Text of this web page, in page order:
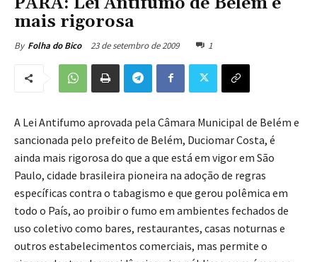
mais rigorosa
By Folha do Bico 23 de setembro de 2009 1
A Lei Antifumo aprovada pela Câmara Municipal de Belém e
sancionada pelo prefeito de Belém, Duciomar Costa, é
ainda mais rigorosa do que a que está em vigor em São
Paulo, cidade brasileira pioneira na adoção de regras
específicas contra o tabagismo e que gerou polêmica em
todo o País, ao proibir o fumo em ambientes fechados de
uso coletivo como bares, restaurantes, casas noturnas e
outros estabelecimentos comerciais, mas permite o